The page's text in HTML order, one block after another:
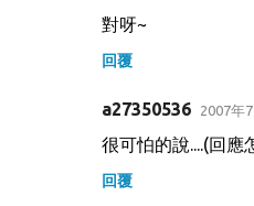
對呀~
回覆
a27350536 2007年
很可怕的說....(回應
回覆